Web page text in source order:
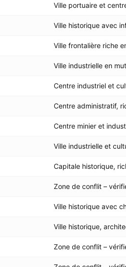
Ville portuaire et
Ville historique avec
Ville frontalière riche
Ville industrielle en
Centre industriel et
Centre administratif,
Centre minier et
Ville industrielle et
Capitale historique,
Zone de conflit –
Ville historique avec
Ville historique,
Zone de conflit –